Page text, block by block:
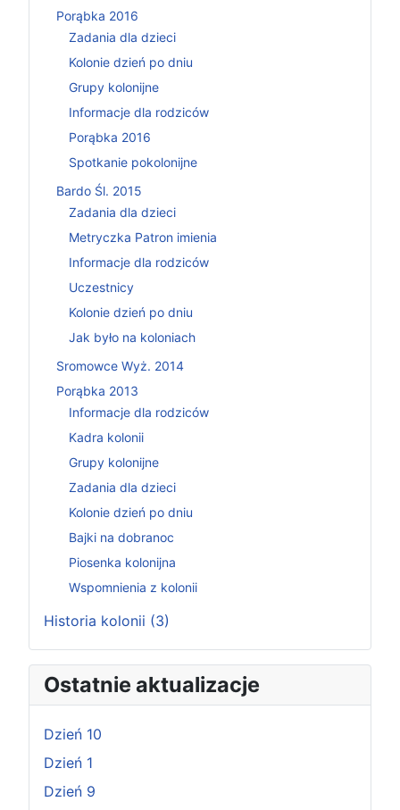
Porąbka 2016
Zadania dla dzieci
Kolonie dzień po dniu
Grupy kolonijne
Informacje dla rodziców
Porąbka 2016
Spotkanie pokolonijne
Bardo Śl. 2015
Zadania dla dzieci
Metryczka Patron imienia
Informacje dla rodziców
Uczestnicy
Kolonie dzień po dniu
Jak było na koloniach
Sromowce Wyż. 2014
Porąbka 2013
Informacje dla rodziców
Kadra kolonii
Grupy kolonijne
Zadania dla dzieci
Kolonie dzień po dniu
Bajki na dobranoc
Piosenka kolonijna
Wspomnienia z kolonii
Historia kolonii (3)
Ostatnie aktualizacje
Dzień 10
Dzień 1
Dzień 9